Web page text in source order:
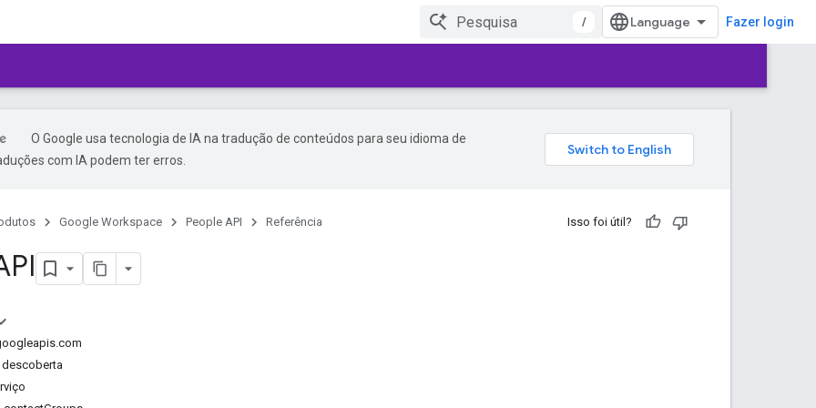
/ Fazer login
O Google usa tecnologia de IA na tradução de conteúdos para seu idioma de
com IA podem ter erros.
Google Workspace People API Referência Isso foi útil?
descoberta